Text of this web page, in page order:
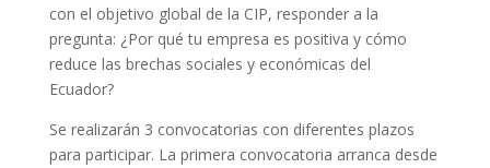
con el objetivo global de la CIP, responder a la
pregunta: ¿Por qué tu empresa es positiva y cómo
reduce las brechas sociales y económicas del
Ecuador?
Se realizarán 3 convocatorias con diferentes plazos
para participar. La primera convocatoria arranca desde